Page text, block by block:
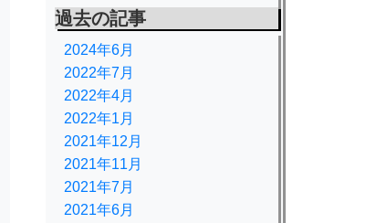
過去の記事
2024年6月
2022年7月
2022年4月
2022年1月
2021年12月
2021年11月
2021年7月
2021年6月